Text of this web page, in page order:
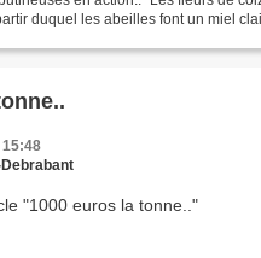
duquel les abeilles font un miel
15:48